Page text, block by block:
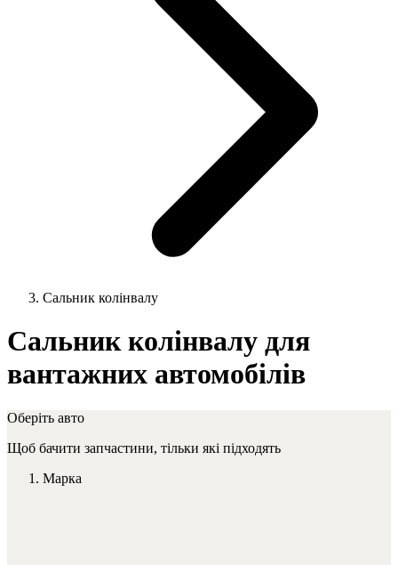
Сальник колінвалу
Сальник колінвалу для
вантажних автомобілів
Оберіть авто
Щоб бачити запчастини, тільки які підходять
Марка